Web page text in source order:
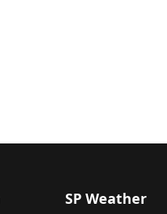
SP Weather